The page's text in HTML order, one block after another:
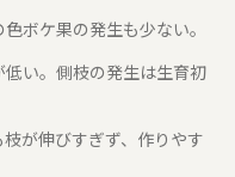
ボケ果の発生も少ない。
い。側枝の発生は生育初
が伸びすぎず、作りやす